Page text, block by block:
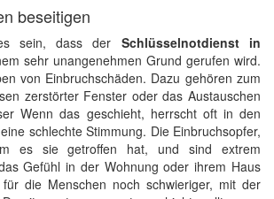
beseitigen
sein, dass der Schlüsselnotdienst in
sehr unangenehmen Grund gerufen wird.
von Einbruchschäden. Dazu gehören zum
zerstörter Fenster oder das Austauschen
Wenn das geschieht, herrscht oft in den
schlechte Stimmung. Die Einbruchsopfer,
es sie getroffen hat, und sind extrem
Gefühl in der Wohnung oder ihrem Haus
die Menschen noch schwieriger, mit der